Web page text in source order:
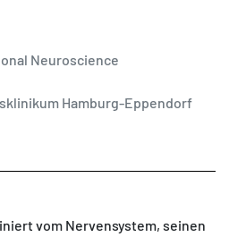
Neuroscience
Hamburg-Eppendorf
vom Nervensystem, seinen
STATISTIK)
Informationen anonym.
helfen uns zu verstehen, wie
Website nutzen.